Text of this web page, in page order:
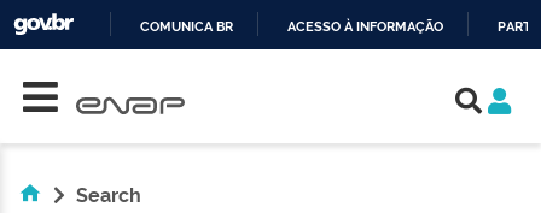
COMUNICA BR ACESSO À INFORMAÇÃO
Search